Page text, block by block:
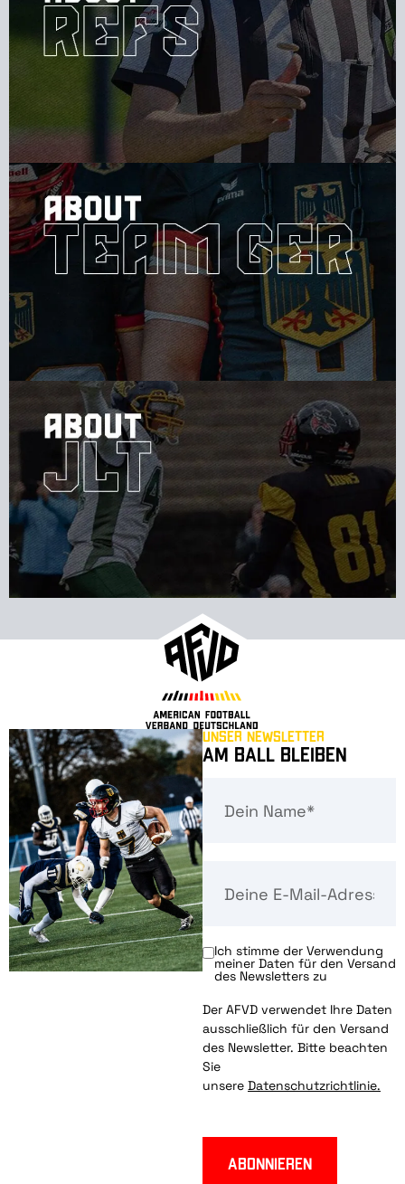
Unser Newsletter
Am Ball bleiben
Ich stimme der Verwendung
meiner Daten für den Versand
des Newsletters zu
Der AFVD verwendet Ihre Daten
ausschließlich für den Versand
des Newsletter. Bitte beachten
Sie
unsere Datenschutzrichtlinie.
Abonnieren